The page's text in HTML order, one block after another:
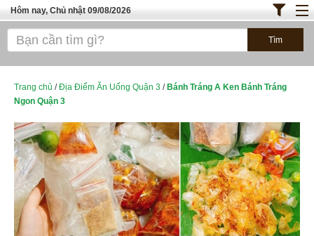
Hôm nay, Chủ nhật 09/08/2026
Trang chủ
Bánh - Đồ Ăn Vặt
TOP QUÁN ĂN
ĐỊA ĐIỂM ĂN UỐNG HÀ NỘI
Trang chủ /Địa Điểm Ăn Uống Quận 3 / Bánh Tráng A Ken Bánh Tráng
Ngon Quận 3